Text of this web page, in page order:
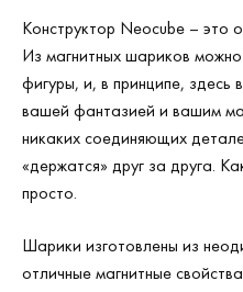
Конструктор Neocube – это
Из магнитных шариков
фигуры, и, в принципе, здесь
вашей фантазией и вашим
никаких соединяющих
«держатся» друг за друга.
просто.
Шарики изготовлены из
отличные магнитные